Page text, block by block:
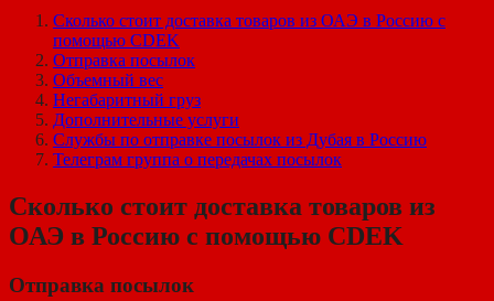
Сколько стоит доставка товаров из ОАЭ в Россию с
помощью CDEK
Отправка посылок
Объемный вес
Негабаритный груз
Дополнительные услуги
Службы по отправке посылок из Дубая в Россию
Телеграм группа о передачах посылок
Сколько стоит доставка товаров из
ОАЭ в Россию с помощью CDEK
Отправка посылок